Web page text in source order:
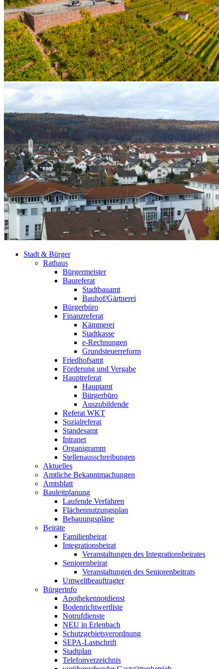
Stadt & Bürger
Rathaus
Bürgermeister
Baureferat
Stadtbauamt
Bauhof/Gärtnerei
Bürgerbüro
Finanzreferat
Kämmerei
Stadtkasse
e-Rechnungen
Grundsteuerreform
Friedhofsamt
Förderung und Vergabe
Hauptreferat
Hauptamt
Bürgerbüro
Auszubildende
Referat WKT
Sozialreferat
Standesamt
Intranet
Organigramm
Stellenausschreibungen
Aktuelles
Amtliche Bekanntmachungen
Amtsblatt
Bauleitplanung
Laufende Verfahren
Flächennutzungsplan
Bebauungspläne
Beiräte
Familienbeirat
Integrationsbeirat
Veranstaltungen des Integrationsbeirates
Seniorenbeirat
Veranstaltungen des Seniorenbeitrats
Umweltbeauftragter
Bürgerinfo
Apothekennotdienst
Bodenrichtwertliste
Notrufdienste
NEU in Erlenbach
Schutzgebietsverordnung
SEPA-Lastschrift
Stadtplan
Telefonverzeichnis